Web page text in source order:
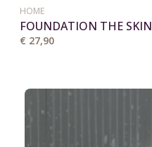
HOME
FOUNDATION THE SKIN
€ 27,90